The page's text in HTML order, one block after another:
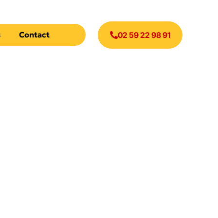
Contact 02 59 22 98 91